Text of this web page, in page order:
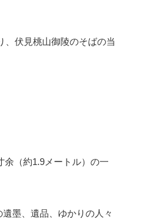
伏見桃山御陵のそばの当
（約1.9メートル）の一
墨、遺品、ゆかりの人々